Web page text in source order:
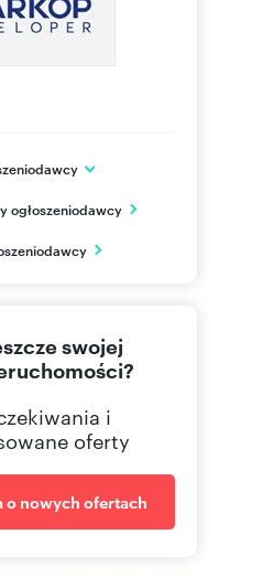
ogłoszeniodawcy
swojej
i
oferty
o nowych ofertach